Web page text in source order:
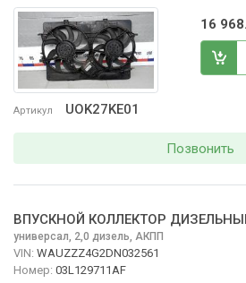
Артикул UOK27KE01
16
Позвонить
ВПУСКНОЙ КОЛЛЕКТОР
универсал, 2,0 дизель, АКПП
VIN: WAUZZZ4G2DN032561
Номер: 03L129711AF